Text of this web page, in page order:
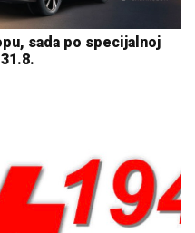
sada po specijalnoj